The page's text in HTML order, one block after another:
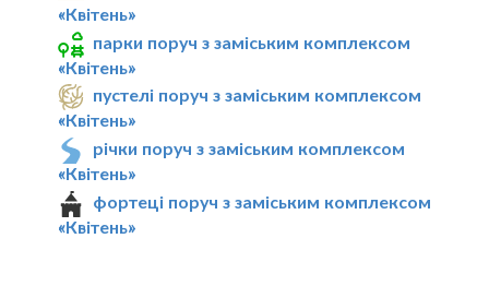
«Квітень»
парки поруч з заміським комплексом
«Квітень»
пустелі поруч з заміським комплексом
«Квітень»
річки поруч з заміським комплексом
«Квітень»
фортеці поруч з заміським комплексом
«Квітень»